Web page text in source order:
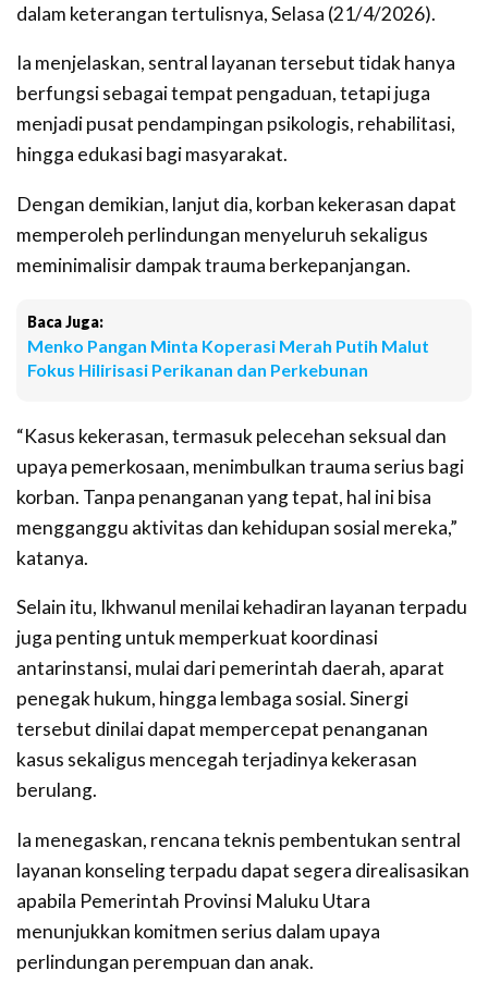
dalam keterangan tertulisnya, Selasa (21/4/2026).
Ia menjelaskan, sentral layanan tersebut tidak hanya
berfungsi sebagai tempat pengaduan, tetapi juga
menjadi pusat pendampingan psikologis, rehabilitasi,
hingga edukasi bagi masyarakat.
Dengan demikian, lanjut dia, korban kekerasan dapat
memperoleh perlindungan menyeluruh sekaligus
meminimalisir dampak trauma berkepanjangan.
Baca Juga:
Menko Pangan Minta Koperasi Merah Putih Malut
Fokus Hilirisasi Perikanan dan Perkebunan
“Kasus kekerasan, termasuk pelecehan seksual dan
upaya pemerkosaan, menimbulkan trauma serius bagi
korban. Tanpa penanganan yang tepat, hal ini bisa
mengganggu aktivitas dan kehidupan sosial mereka,”
katanya.
Selain itu, Ikhwanul menilai kehadiran layanan terpadu
juga penting untuk memperkuat koordinasi
antarinstansi, mulai dari pemerintah daerah, aparat
penegak hukum, hingga lembaga sosial. Sinergi
tersebut dinilai dapat mempercepat penanganan
kasus sekaligus mencegah terjadinya kekerasan
berulang.
Ia menegaskan, rencana teknis pembentukan sentral
layanan konseling terpadu dapat segera direalisasikan
apabila Pemerintah Provinsi Maluku Utara
menunjukkan komitmen serius dalam upaya
perlindungan perempuan dan anak.